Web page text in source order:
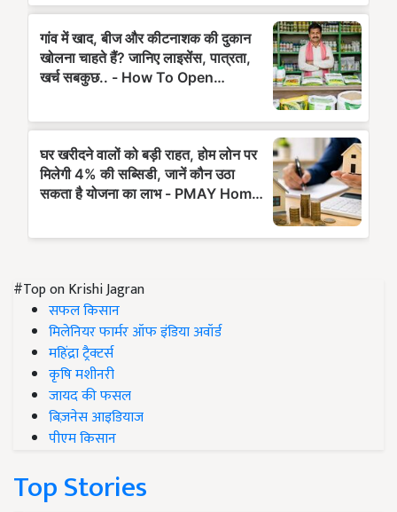
#Top on Krishi Jagran
सफल किसान
मिलेनियर फार्मर ऑफ इंडिया अवॉर्ड
महिंद्रा ट्रैक्टर्स
कृषि मशीनरी
जायद की फसल
बिज़नेस आइडियाज
पीएम किसान
Top Stories